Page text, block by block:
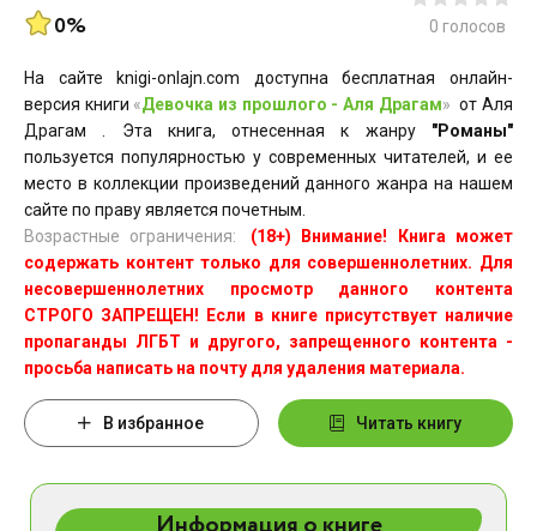
0% 0 голосов
На сайте knigi-onlajn.com доступна бесплатная онлайн-
версия книги «Девочка из прошлого - Аля Драгам» от Аля
Драгам . Эта книга, отнесенная к жанру "Романы"
пользуется популярностью у современных читателей, и ее
место в коллекции произведений данного жанра на нашем
сайте по праву является почетным.
Возрастные ограничения:
(18+) Внимание! Книга может
содержать контент только для совершеннолетних. Для
несовершеннолетних просмотр данного контента
СТРОГО ЗАПРЕЩЕН! Если в книге присутствует наличие
пропаганды ЛГБТ и другого, запрещенного контента -
просьба написать на почту для удаления материала.
В избранное Читать книгу